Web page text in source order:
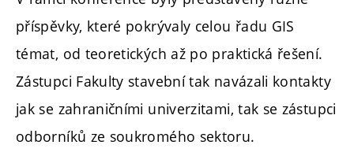
příspěvky, které pokrývaly celou řadu GIS
témat, od teoretických až po praktická řešení.
Zástupci Fakulty stavební tak navázali kontakty
jak se zahraničními univerzitami, tak se zástupci
odborníků ze soukromého sektoru.